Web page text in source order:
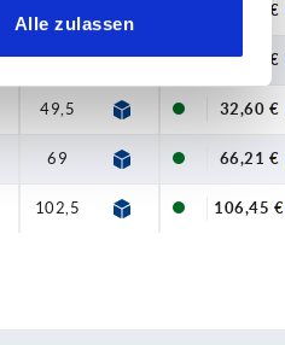
Alle zulassen
29,49 €
49,5 M6x18 29,49 €
49,5 M6x18 32,60 €
69 M8x30 66,21 €
102,5 M10x35 106,45 €